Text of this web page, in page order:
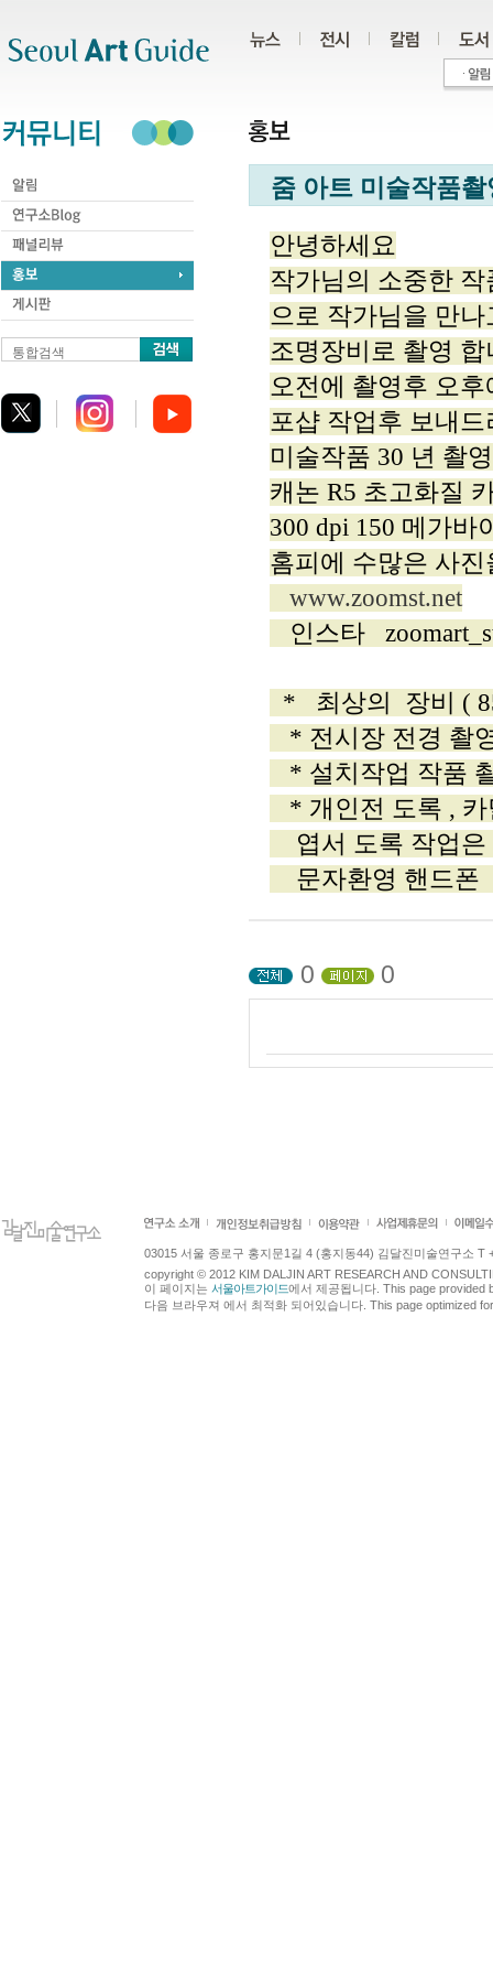
통합검색
줌 아트 미술작품
안녕하세요
작가님의 소중한
으로 작가님을 만
조명장비로 촬영
오전에 촬영후 오후
포샵 작업후 보내드
미술작품 30 년 촬
캐논 R5 초고화질
300 dpi 150 메가바
홈피에 수많은 사
www.zoomst.net
인스타
* 최상의 장비 (
* 전시장 전경 촬
* 설치작업 작품
* 개인전 도록 , 카
엽서 도록 작업은
문자환영 핸드폰
0 0
03015 서울 종로구 홍지문1길 4 (홍지동44) 김달진미술연구소 T
copyright © 2012 KIM DALJIN ART RESEARCH AND
이 페이지는 서울아트가이드에서 제공됩니다. This page provided
다음 브라우져 에서 최적화 되어있습니다. This page optimized